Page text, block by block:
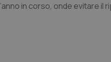
in corso, onde evitare il
sessioni e campagne per i